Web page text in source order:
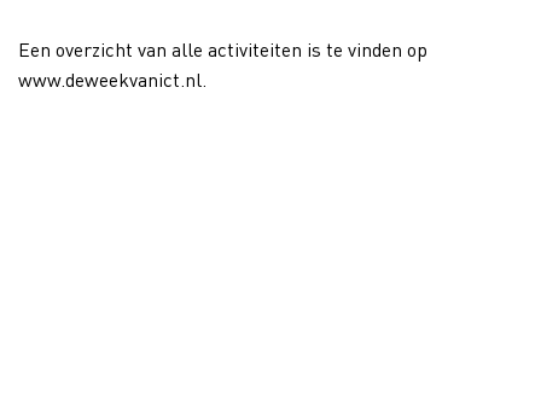
Een overzicht van alle activiteiten is te vinden op
www.deweekvanict.nl.